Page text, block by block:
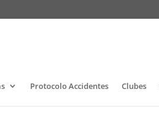
Protocolo Accidentes Clubes